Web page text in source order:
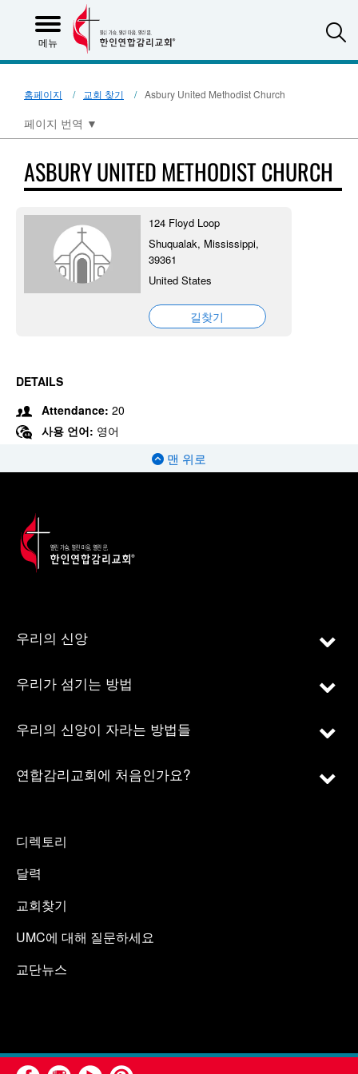
메뉴
홈페이지 교회 찾기 Asbury United Methodist Church
페이지 번역 ▼
ASBURY UNITED METHODIST CHURCH
124 Floyd Loop
Shuqualak, Mississippi,
39361
United States
길찾기
DETAILS
Attendance: 20
사용 언어: 영어
맨 위로
우리의 신앙
우리가 섬기는 방법
우리의 신앙이 자라는 방법들
연합감리교회에 처음인가요?
디렉토리
달력
교회찾기
UMC에 대해 질문하세요
교단뉴스